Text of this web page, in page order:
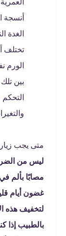
أنسجة
الغدة
تختلف
الورم
بين
متى يجب
ليس من
مصابًا بألم
غضون أيام
لتخفيف هذه
بالطبيب إذا